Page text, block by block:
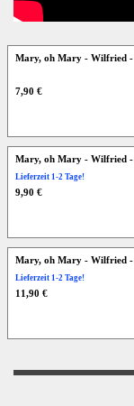
Mary, oh Mary - Wilfried
7,90 €
Mary, oh Mary - Wilfried -
Lieferzeit 1-2 Tage!
9,90 €
Mary, oh Mary - Wilfried
Lieferzeit 1-2 Tage!
11,90 €